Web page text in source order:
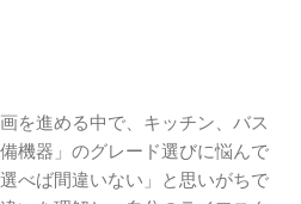
を進める中で、キッチン、バス
機器」のグレード選びに悩んで
べば間違いない」と思いがちで